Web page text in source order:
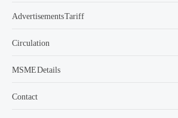
Advertisements Tariff
Circulation
MSME Details
Contact